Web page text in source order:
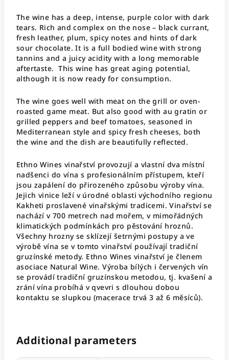
The wine has a deep, intense, purple color with dark
tears. Rich and complex on the nose – black currant,
fresh leather, plum, spicy notes and hints of dark
sour chocolate. It is a full bodied wine with strong
tannins and a juicy acidity with a long memorable
aftertaste. This wine has great aging potential,
although it is now ready for consumption.
The wine goes well with meat on the grill or oven-
roasted game meat. But also good with au gratin or
grilled peppers and beef tomatoes, seasoned in
Mediterranean style and spicy fresh cheeses, both
the wine and the dish are beautifully reflected.
Ethno Wines vinařství provozují a vlastní dva místní
nadšenci do vína s profesionálním přístupem, kteří
jsou zapálení do přirozeného způsobu výroby vína.
Jejich vinice leží v úrodné oblasti východního regionu
Kakheti proslavené vinařskými tradicemi. Vinařství se
nachází v 700 metrech nad mořem, v mimořádných
klimatických podmínkách pro pěstování hroznů.
Všechny hrozny se sklízejí šetrnými postupy a ve
výrobě vína se v tomto vinařství používají tradiční
gruzínské metody. Ethno Wines vinařství je členem
asociace Natural Wine. Výroba bílých i červených vín
se provádí tradiční gruzínskou metodou, tj. kvašení a
zrání vína probíhá v qvevri s dlouhou dobou
kontaktu se slupkou (macerace trvá 3 až 6 měsíců).
Additional parameters